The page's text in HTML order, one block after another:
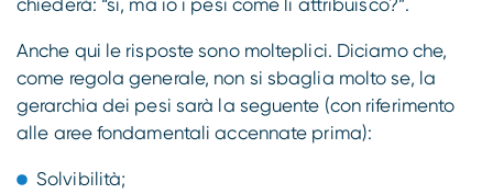
chiederà: “si, ma io i pesi come li attribuisco?”.
Anche qui le risposte sono molteplici. Diciamo che,
come regola generale, non si sbaglia molto se, la
gerarchia dei pesi sarà la seguente (con riferimento
alle aree fondamentali accennate prima):
Solvibilità;